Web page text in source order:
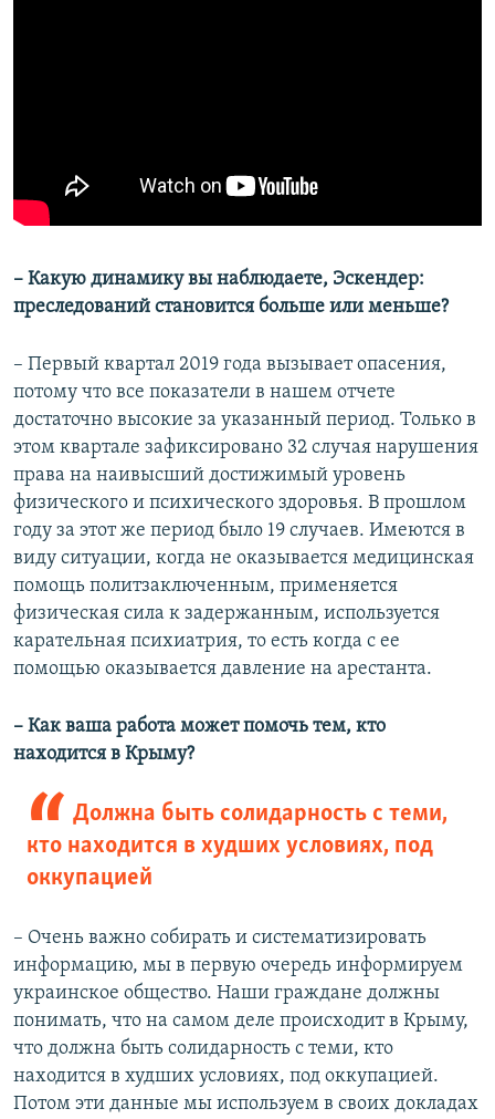
– Какую динамику вы наблюдаете, Эскендер:
преследований становится больше или меньше?
– Первый квартал 2019 года вызывает опасения,
потому что все показатели в нашем отчете
достаточно высокие за указанный период. Только в
этом квартале зафиксировано 32 случая нарушения
права на наивысший достижимый уровень
физического и психического здоровья. В прошлом
году за этот же период было 19 случаев. Имеются в
виду ситуации, когда не оказывается медицинская
помощь политзаключенным, применяется
физическая сила к задержанным, используется
карательная психиатрия, то есть когда с ее
помощью оказывается давление на арестанта.
– Как ваша работа может помочь тем, кто
находится в Крыму?
Должна быть солидарность с теми,
кто находится в худших условиях, под
оккупацией
– Очень важно собирать и систематизировать
информацию, мы в первую очередь информируем
украинское общество. Наши граждане должны
понимать, что на самом деле происходит в Крыму,
что должна быть солидарность с теми, кто
находится в худших условиях, под оккупацией.
Потом эти данные мы используем в своих докладах